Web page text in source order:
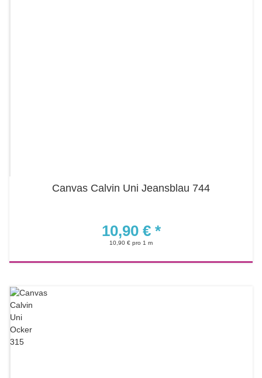
Canvas Calvin Uni Jeansblau 744
10,90 € *
10,90 € pro 1 m